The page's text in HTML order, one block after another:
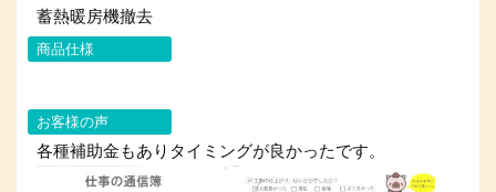
蓄熱暖房機撤去
商品仕様
お客様の声
各種補助金もありタイミングが良かったです。